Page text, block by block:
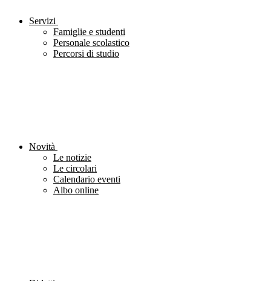
Servizi
Famiglie e studenti
Personale scolastico
Percorsi di studio
Novità
Le notizie
Le circolari
Calendario eventi
Albo online